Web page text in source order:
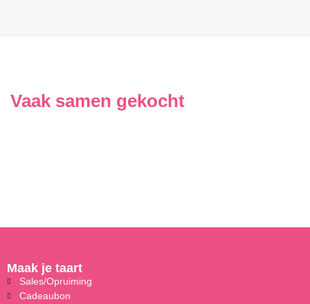
Vaak samen gekocht
Maak je taart
Sales/Opruiming
Cadeaubon